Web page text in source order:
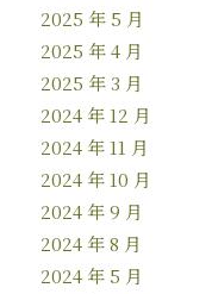
2025 年 5 月
2025 年 4 月
2025 年 3 月
2024 年 12 月
2024 年 11 月
2024 年 10 月
2024 年 9 月
2024 年 8 月
2024 年 5 月